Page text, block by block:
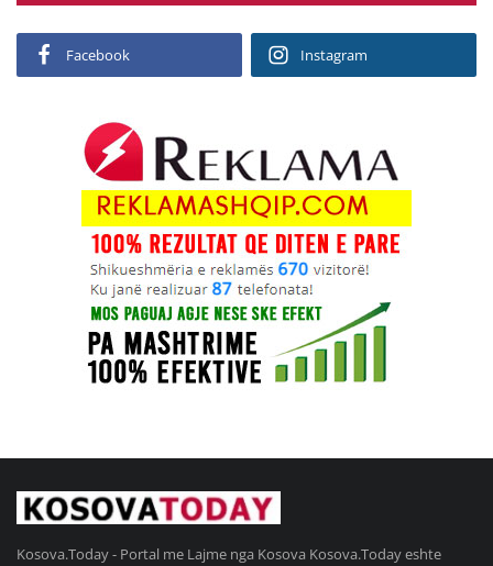
Facebook Instagram
Kosova.Today - Portal me Lajme nga Kosova Kosova.Today eshte